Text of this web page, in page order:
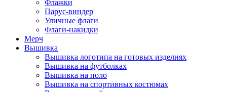
Флажки
Парус-виндер
Уличные флаги
Флаги-накидки
Мерч
Вышивка
Вышивка логотипа на готовых изделиях
Вышивка на футболках
Вышивка на поло
Вышивка на спортивных костюмах